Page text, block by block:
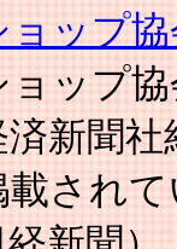
ップ協
ョップ
済新聞
され